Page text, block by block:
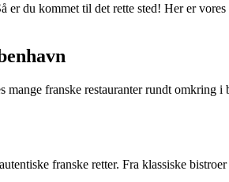
du kommet til det rette sted! Her er
mange franske restauranter rundt
franske retter. Fra klassiske